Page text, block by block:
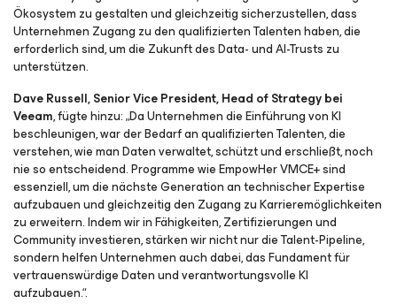
Ökosystem zu gestalten und gleichzeitig sicherzustellen, dass
Unternehmen Zugang zu den qualifizierten Talenten haben, die
erforderlich sind, um die Zukunft des Data- und AI-Trusts zu
unterstützen.
Dave Russell, Senior Vice President, Head of Strategy bei
Veeam, fügte hinzu: „Da Unternehmen die Einführung von KI
beschleunigen, war der Bedarf an qualifizierten Talenten, die
verstehen, wie man Daten verwaltet, schützt und erschließt, noch
nie so entscheidend. Programme wie EmpowHer VMCE+ sind
essenziell, um die nächste Generation an technischer Expertise
aufzubauen und gleichzeitig den Zugang zu Karrieremöglichkeiten
zu erweitern. Indem wir in Fähigkeiten, Zertifizierungen und
Community investieren, stärken wir nicht nur die Talent-Pipeline,
sondern helfen Unternehmen auch dabei, das Fundament für
vertrauenswürdige Daten und verantwortungsvolle KI
aufzubauen.“.